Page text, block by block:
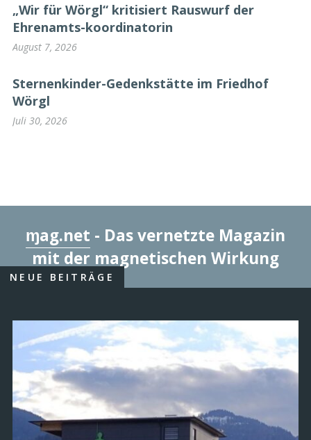
„Wir für Wörgl“ kritisiert Rauswurf der
Ehrenamts-koordinatorin
August 7, 2026
Sternenkinder-Gedenkstätte im Friedhof
Wörgl
Juli 30, 2026
ɱag.net - Das vernetzte Magazin
mit der magnetischen Wirkung
NEUE BEITRÄGE